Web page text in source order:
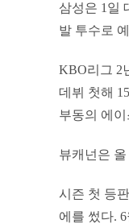
삼성은 1일
발 투수로
KBO리그 2
데뷔 첫해
부동의 에
뷰캐넌은
시즌 첫 등
에를 썼다.